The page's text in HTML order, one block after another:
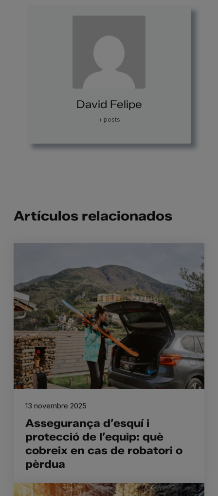
David Felipe
+ posts
Artículos relacionados
Assegurança d’esquí i
protecció de l’equip: què
cobreix en cas de robatori o
pèrdua
13 novembre 2025